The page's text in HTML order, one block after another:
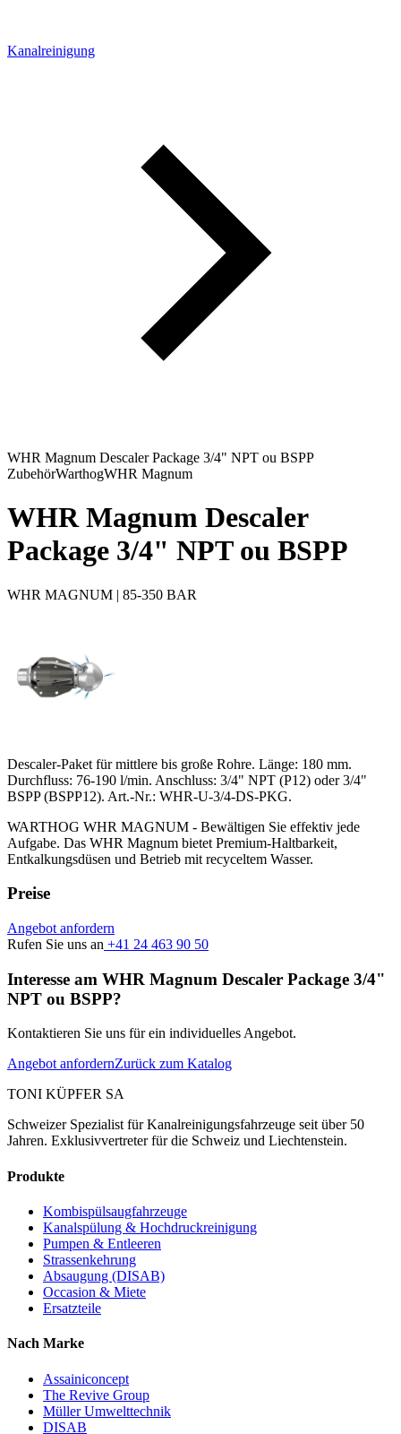
Kanalreinigung
WHR Magnum Descaler Package 3/4" NPT ou BSPP
ZubehörWarthogWHR Magnum
WHR Magnum Descaler
Package 3/4" NPT ou BSPP
WHR MAGNUM | 85-350 BAR
Descaler-Paket für mittlere bis große Rohre. Länge: 180 mm.
Durchfluss: 76-190 l/min. Anschluss: 3/4" NPT (P12) oder 3/4"
BSPP (BSPP12). Art.-Nr.: WHR-U-3/4-DS-PKG.
WARTHOG WHR MAGNUM - Bewältigen Sie effektiv jede
Aufgabe. Das WHR Magnum bietet Premium-Haltbarkeit,
Entkalkungsdüsen und Betrieb mit recyceltem Wasser.
Preise
Angebot anfordern
Rufen Sie uns an +41 24 463 90 50
Interesse am WHR Magnum Descaler Package 3/4"
NPT ou BSPP?
Kontaktieren Sie uns für ein individuelles Angebot.
Angebot anfordernZurück zum Katalog
TONI KÜPFER SA
Schweizer Spezialist für Kanalreinigungsfahrzeuge seit über 50
Jahren. Exklusivvertreter für die Schweiz und Liechtenstein.
Produkte
Kombispülsaugfahrzeuge
Kanalspülung & Hochdruckreinigung
Pumpen & Entleeren
Strassenkehrung
Absaugung (DISAB)
Occasion & Miete
Ersatzteile
Nach Marke
Assainiconcept
The Revive Group
Müller Umwelttechnik
DISAB